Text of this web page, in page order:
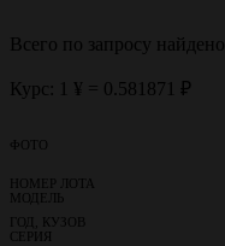
Всего по запросу найдено
Курс: 1 ¥ = 0.581871 ₽
ФОТО
НОМЕР ЛОТА
МОДЕЛЬ
ГОД, КУЗОВ
СЕРИЯ